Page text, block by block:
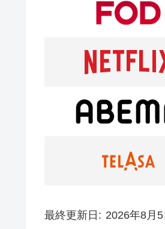
最終更新日 2026年8月5